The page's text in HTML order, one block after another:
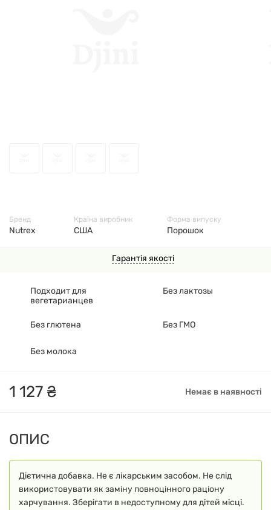
Гарантія якості
1 127 ₴ Немає в наявності
Подходит для
вегетарианцев
Без лактозы
Без глютена Без ГМО
Без молока
Бренд
Nutrex
Країна виробник
США
Форма випуску
Порошок
ОПИС
Дієтична добавка. Не є лікарським засобом. Не слід
використовувати як заміну повноцінного раціону
харчування. Зберігати в недоступному для дітей місці.